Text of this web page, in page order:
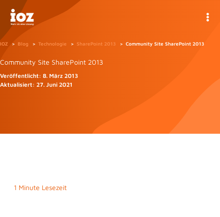
Inhalt
springen
IOZ Blog Technologie SharePoint 2013 Community Site SharePoint 2013
Community Site SharePoint 2013
Veröffentlicht: 8. März 2013
Aktualisiert: 27. Juni 2021
1 Minute Lesezeit